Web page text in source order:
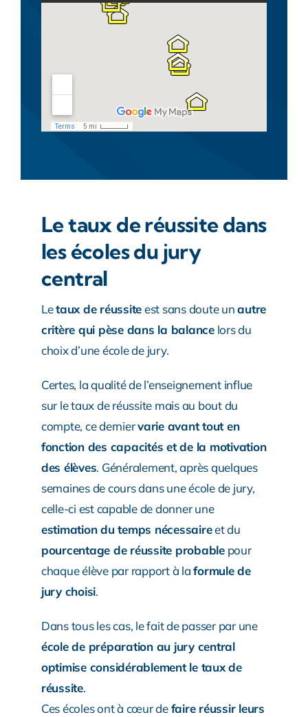
Le taux de réussite dans
les écoles du jury
central
Letaux de réussiteest sans doute unautre
critère qui pèse dans la balancelors du
choix d’une école de jury.
Certes, la qualité de l’enseignement influe
sur le taux de réussite mais au bout du
compte, ce derniervarie avant tout en
fonction des capacités et de la motivation
des élèves. Généralement, après quelques
semaines de cours dans une école de jury,
celle-ci est capable de donner une
estimation du temps nécessaireet du
pourcentage de réussite probablepour
chaque élève par rapport à laformule de
jury choisi.
Dans tous les cas, le fait de passer par une
école de préparation au jury central
optimise considérablement le taux de
réussite.
Ces écoles ont à cœur defaire réussir leurs